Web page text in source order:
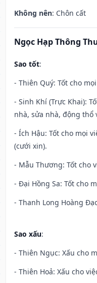
Không nên: Chôn cất
Ngọc Hạp Thông
Sao tốt:
- Thiên Quý: Tốt cho
- Sinh Khí (Trực Khai):
nhà, sửa nhà, động thổ
- Ích Hậu: Tốt cho mọi
(cưới xin).
- Mẫu Thương: Tốt cho
- Đại Hồng Sa: Tốt cho
- Thanh Long Hoàng
Sao xấu:
- Thiên Ngục: Xấu cho
- Thiên Hoả: Xấu cho